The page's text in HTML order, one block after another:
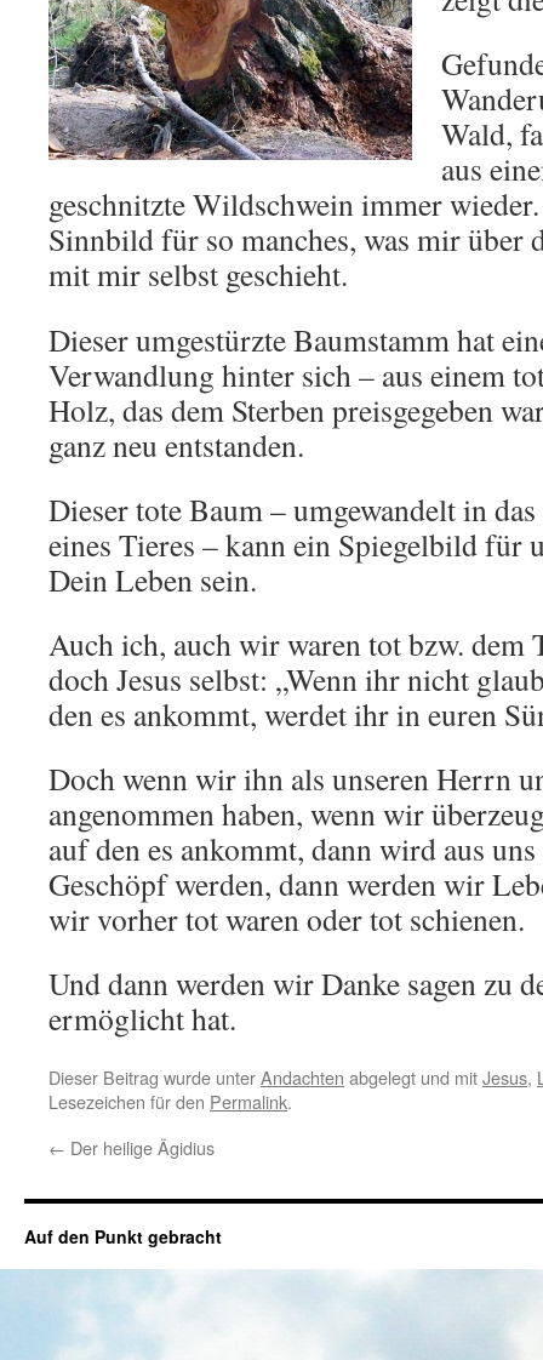
Wald,
aus
geschnitzte Wildschwein immer
Sinnbild für so manches, was mir über
mit mir selbst geschieht.
Dieser umgestürzte Baumstamm hat
Verwandlung hinter sich – aus einem
Holz, das dem Sterben preisgegeben
ganz neu entstanden.
Dieser tote Baum – umgewandelt in
eines Tieres – kann ein Spiegelbild für
Dein Leben sein.
Auch ich, auch wir waren tot bzw. dem
doch Jesus selbst: „Wenn ihr nicht
den es ankommt, werdet ihr in euren
Doch wenn wir ihn als unseren Herrn
angenommen haben, wenn wir
auf den es ankommt, dann wird aus
Geschöpf werden, dann werden wir
wir vorher tot waren oder tot schienen.
Und dann werden wir Danke sagen zu
ermöglicht hat.
Dieser Beitrag wurde unterAndachten abgelegt und mitJesus,
Lesezeichen für den Permalink.
← Der heilige Ägidius
Auf den Punkt gebracht